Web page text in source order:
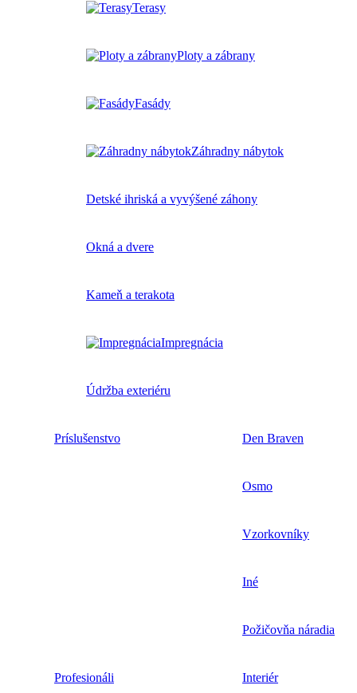
Terasy
Ploty a zábrany
Fasády
Záhradny nábytok
Detské ihriská a vyvýšené záhony
Okná a dvere
Kameň a terakota
Impregnácia
Údržba exteriéru
Príslušenstvo Den Braven
Osmo
Vzorkovníky
Iné
Požičovňa náradia
Profesionáli Interiér